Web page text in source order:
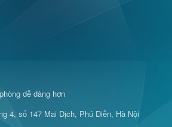
dễ dàng hơn
4, số 147 Mai Dịch, Phú Diễn, Hà Nội